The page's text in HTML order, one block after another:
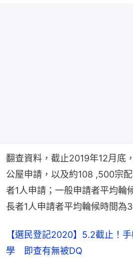
翻查資料，截止2019年12月底
公屋申請，以及約108 ,500宗
者1人申請；一般申請者平均輪
長者1人申請者平均輪候時間為3
【選民登記2020】5.2截止！
學 即查有無被DQ